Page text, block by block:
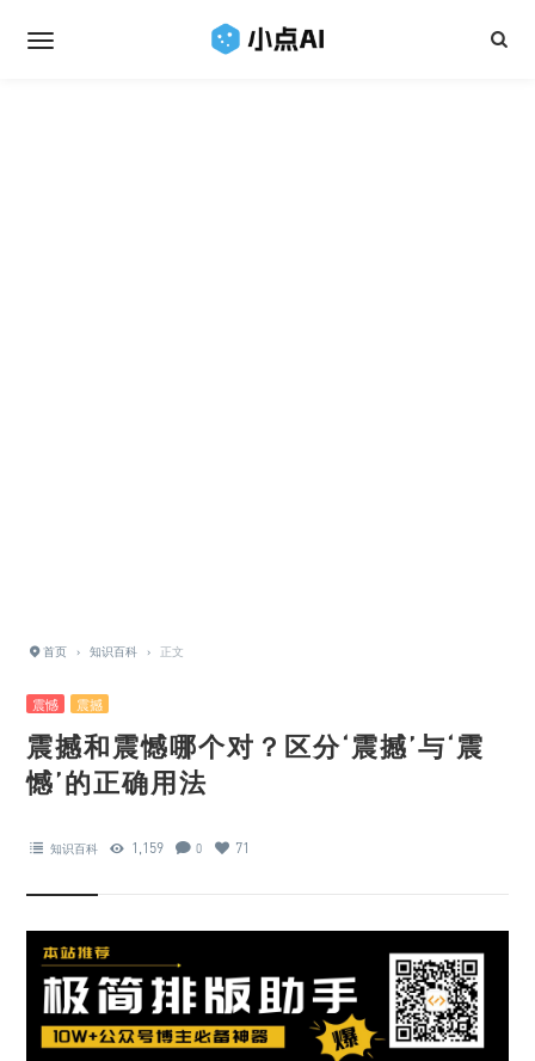
首页 › 知识百科 › 正文
震憾 震撼
震撼和震憾哪个对？区分‘震撼’与‘震
憾’的正确用法
知识百科 1,159 0 71